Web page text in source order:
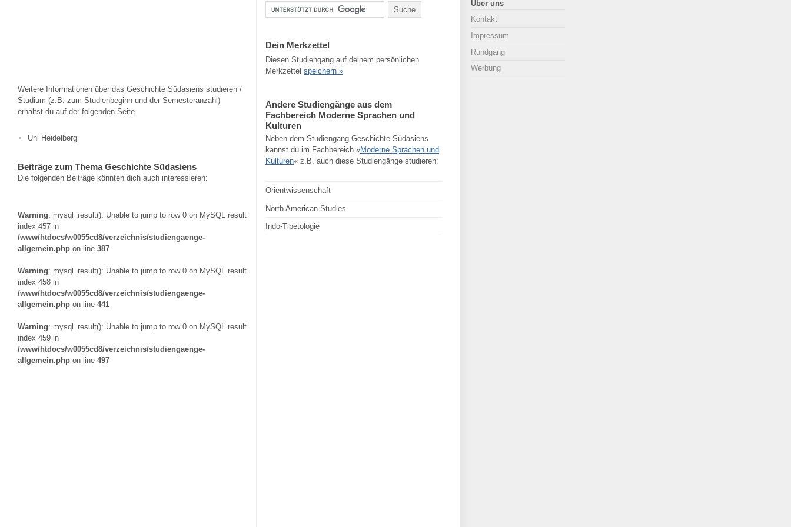
Weitere Informationen über das Geschichte Südasiens studieren /
Studium (z.B. zum Studienbeginn und der Semesteranzahl)
erhältst du auf der folgenden Seite.
Uni Heidelberg
Beiträge zum Thema Geschichte Südasiens
Die folgenden Beiträge könnten dich auch interessieren:
Warning: mysql_result(): Unable to jump to row 0 on MySQL result
index 457 in
/www/htdocs/w0055cd8/verzeichnis/studiengaenge-
allgemein.php on line 387
Warning: mysql_result(): Unable to jump to row 0 on MySQL result
index 458 in
/www/htdocs/w0055cd8/verzeichnis/studiengaenge-
allgemein.php on line 441
Warning: mysql_result(): Unable to jump to row 0 on MySQL result
index 459 in
/www/htdocs/w0055cd8/verzeichnis/studiengaenge-
allgemein.php on line 497
Dein Merkzettel
Diesen Studiengang auf deinem persönlichen
Merkzettel speichern »
Andere Studiengänge aus dem
Fachbereich Moderne Sprachen und
Kulturen
Neben dem Studiengang Geschichte Südasiens
kannst du im Fachbereich »Moderne Sprachen und
Kulturen« z.B. auch diese Studiengänge studieren:
Orientwissenschaft
North American Studies
Indo-Tibetologie
Über uns
Kontakt
Impressum
Rundgang
Werbung